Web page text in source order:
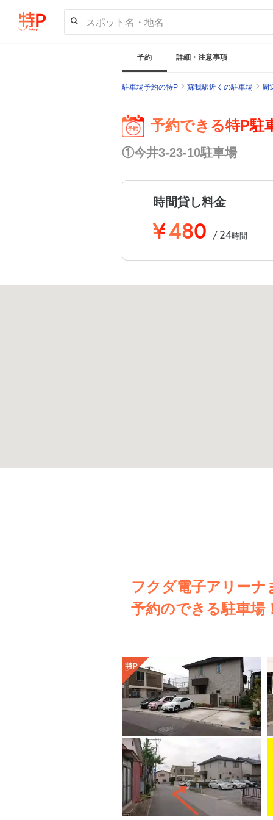
スポット名・地名
予約 詳細・注意事項
駐車場予約の特P 蘇我駅近くの駐車場 周
予約できる特P駐
①今井3-23-10駐車場
時間貸し料金
¥480 / 24時間
フクダ電子アリーナ
予約のできる駐車場